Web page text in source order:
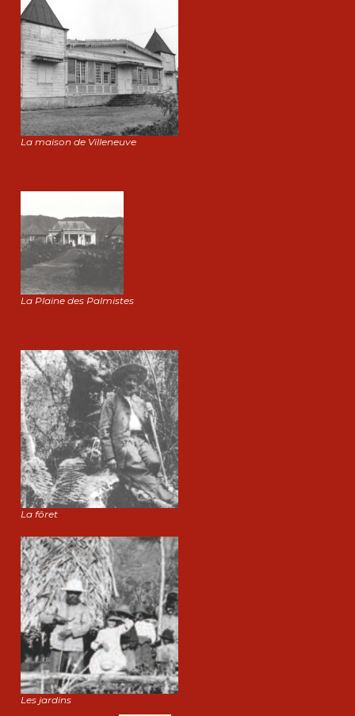
La maison de Villeneuve
La Plaine des Palmistes
La fôret
Les jardins